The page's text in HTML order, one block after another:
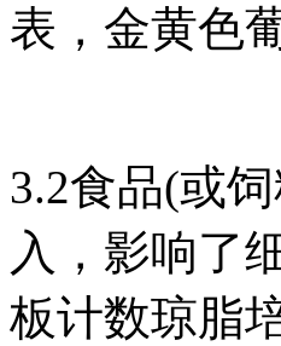
表，金黄色
3.2食品(或
入，影响了
板计数琼脂